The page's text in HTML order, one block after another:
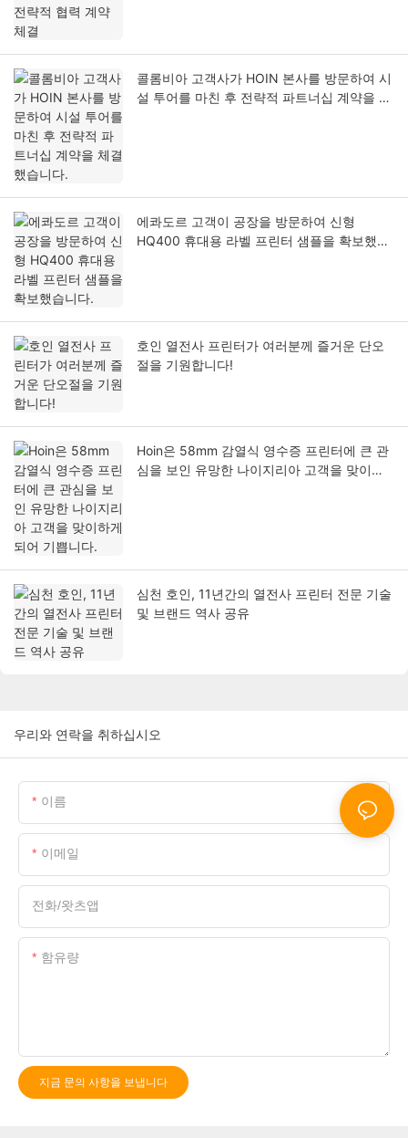
콜롬비아 고객사가 HOIN 본사를 방문하여 시
설 투어를 마친 후 전략적 파트너십 계약을 체
에콰도르 고객이 공장을 방문하여 신형
HQ400 휴대용 라벨 프린터 샘플을 확보했습
호인 열전사 프린터가 여러분께 즐거운 단오
절을 기원합니다!
Hoin은 58mm 감열식 영수증 프린터에 큰 관
심을 보인 유망한 나이지리아 고객을 맞이하
심천 호인, 11년간의 열전사 프린터 전문 기술
및 브랜드 역사 공유
우리와 연락을 취하십시오
이름
이메일
전화/왓츠앱
함유량
지금 문의 사항을 보냅니다